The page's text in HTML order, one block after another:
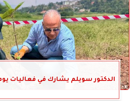
الدكتور سويلم يشارك في فعاليات يوم